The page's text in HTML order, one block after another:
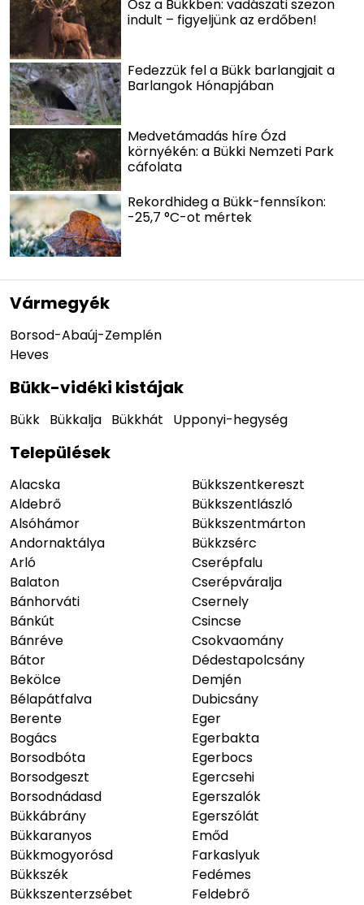
Ősz a Bükkben: vadászati szezon
indult – figyeljünk az erdőben!
Fedezzük fel a Bükk barlangjait a
Barlangok Hónapjában
Medvetámadás híre Ózd
környékén: a Bükki Nemzeti Park
cáfolata
Rekordhideg a Bükk-fennsíkon:
-25,7 °C-ot mértek
Vármegyék
Borsod-Abaúj-Zemplén
Heves
Bükk-vidéki kistájak
Bükk Bükkalja Bükkhát Upponyi-hegység
Települések
Alacska
Aldebrő
Alsóhámor
Andornaktálya
Arló
Balaton
Bánhorváti
Bánkút
Bánréve
Bátor
Bekölce
Bélapátfalva
Berente
Bogács
Borsodbóta
Borsodgeszt
Borsodnádasd
Bükkábrány
Bükkaranyos
Bükkmogyorósd
Bükkszék
Bükkszenterzsébet
Bükkszentkereszt
Bükkszentlászló
Bükkszentmárton
Bükkzsérc
Cserépfalu
Cserépváralja
Csernely
Csincse
Csokvaomány
Dédestapolcsány
Demjén
Dubicsány
Eger
Egerbakta
Egerbocs
Egercsehi
Egerszalók
Egerszólát
Emőd
Farkaslyuk
Fedémes
Feldebrő